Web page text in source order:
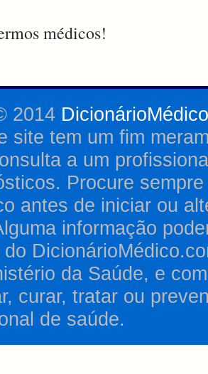
médicos!
2014
site tem um fim
a um
Procure
antes de iniciar ou
informação
da Saúde, e
curar, tratar ou
de saúde.